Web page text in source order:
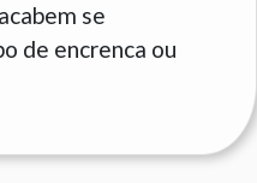
se
de encrenca ou